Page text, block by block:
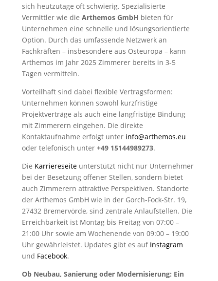
sich heutzutage oft schwierig. Spezialisierte
Vermittler wie die Arthemos GmbH bieten für
Unternehmen eine schnelle und lösungsorientierte
Option. Durch das umfassende Netzwerk an
Fachkräften – insbesondere aus Osteuropa – kann
Arthemos im Jahr 2025 Zimmerer bereits in 3-5
Tagen vermitteln.
Vorteilhaft sind dabei flexible Vertragsformen:
Unternehmen können sowohl kurzfristige
Projektverträge als auch eine langfristige Bindung
mit Zimmerern eingehen. Die direkte
Kontaktaufnahme erfolgt unter info@arthemos.eu
oder telefonisch unter +49 15144989273.
Die Karriereseiteunterstützt nicht nur Unternehmer
bei der Besetzung offener Stellen, sondern bietet
auch Zimmerern attraktive Perspektiven. Standorte
der Arthemos GmbH wie in der Gorch-Fock-Str. 19,
27432 Bremervörde, sind zentrale Anlaufstellen. Die
Erreichbarkeit ist Montag bis Freitag von 07:00 –
21:00 Uhr sowie am Wochenende von 09:00 – 19:00
Uhr gewährleistet. Updates gibt es auf Instagram
und Facebook.
Ob Neubau, Sanierung oder Modernisierung: Ein